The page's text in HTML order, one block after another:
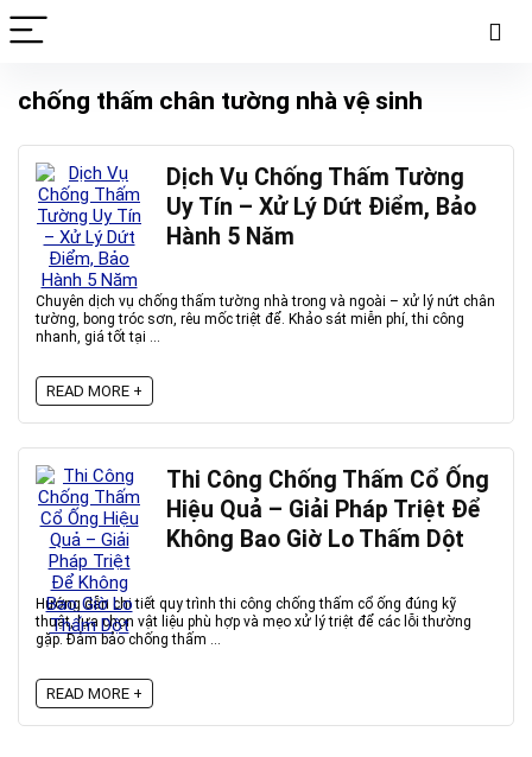
chống thấm chân tường nhà vệ sinh
Dịch Vụ Chống Thấm Tường
Uy Tín – Xử Lý Dứt Điểm, Bảo
Hành 5 Năm
Chuyên dịch vụ chống thấm tường nhà trong và ngoài – xử lý nứt chân
tường, bong tróc sơn, rêu mốc triệt để. Khảo sát miễn phí, thi công
nhanh, giá tốt tại ...
READ MORE +
Thi Công Chống Thấm Cổ Ống
Hiệu Quả – Giải Pháp Triệt Để
Không Bao Giờ Lo Thấm Dột
Hướng dẫn chi tiết quy trình thi công chống thấm cổ ống đúng kỹ
thuật, lựa chọn vật liệu phù hợp và mẹo xử lý triệt để các lỗi thường
gặp. Đảm bảo chống thấm ...
READ MORE +